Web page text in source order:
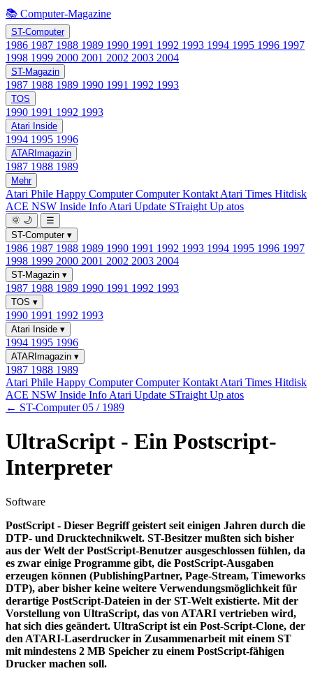
📚 Computer-Magazine
ST-Computer
1986 1987 1988 1989 1990 1991 1992 1993 1994 1995 1996 1997
1998 1999 2000 2001 2002 2003 2004
ST-Magazin
1987 1988 1989 1990 1991 1992 1993
TOS
1990 1991 1992 1993
Atari Inside
1994 1995 1996
ATARImagazin
1987 1988 1989
Mehr
Atari Phile Happy ComputerComputer Kontakt Atari Times Hitdisk
ACE NSW Inside Info Atari Update STraight Up atos
🌞 🌙
☰
ST-Computer ▾
1986 1987 1988 1989 1990 1991 1992 1993 1994 1995 1996 1997
1998 1999 2000 2001 2002 2003 2004
ST-Magazin ▾
1987 1988 1989 1990 1991 1992 1993
TOS ▾
1990 1991 1992 1993
Atari Inside ▾
1994 1995 1996
ATARImagazin ▾
1987 1988 1989
Atari Phile Happy ComputerComputer Kontakt Atari Times Hitdisk
ACE NSW Inside Info Atari Update STraight Up atos
← ST-Computer 05 / 1989
UltraScript - Ein Postscript-
Interpreter
Software
PostScript - Dieser Begriff geistert seit einigen Jahren durch die
DTP- und Drucktechnikwelt. ST-Besitzer mußten sich bisher
aus der Welt der PostScript-Benutzer ausgeschlossen fühlen, da
es zwar einige Programme gibt, die PostScript-Ausgaben
erzeugen können (PublishingPartner, Page-Stream, Timeworks
DTP), aber bisher keine weitere Verwendungsmöglichkeit für
derartige PostScript-Dateien in der ST-Welt existierte. Mit der
Vorstellung von UltraScript, das von ATARI vertrieben wird,
hat sich dies geändert. UltraScript ist ein Post-Script-Clone, der
den ATARI-Laserdrucker in Zusammenarbeit mit einem ST
mit mindestens 2 MB Speicher zu einem PostScript-fähigen
Drucker machen soll.